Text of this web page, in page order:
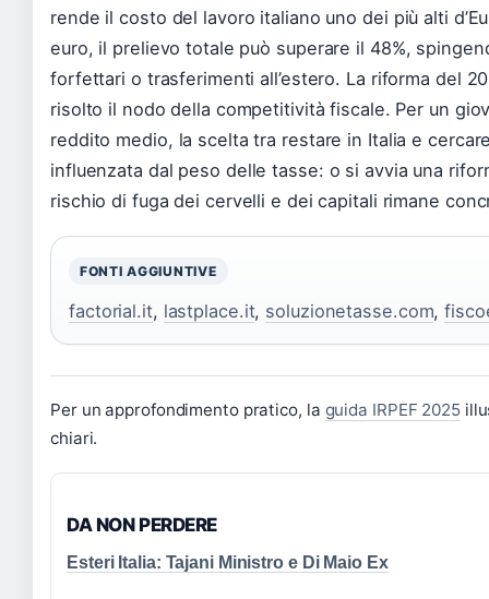
rende il costo del lavoro italiano uno dei più alti
euro, il prelievo totale può superare il 48%,
forfettari o trasferimenti all’estero. La riforma del
risolto il nodo della competitività fiscale. Per un
reddito medio, la scelta tra restare in Italia e
influenzata dal peso delle tasse: o si avvia una
rischio di fuga dei cervelli e dei capitali rimane
FONTI AGGIUNTIVE
factorial.it, lastplace.it, soluzionetasse.com,
Per un approfondimento pratico, la guida IRPEF 2025
chiari.
DA NON PERDERE
Esteri Italia: Tajani Ministro e Di Maio Ex